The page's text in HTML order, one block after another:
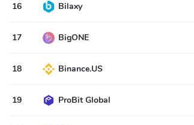
16 Bilaxy
17 BigONE
18 Binance.US
19 ProBit Global